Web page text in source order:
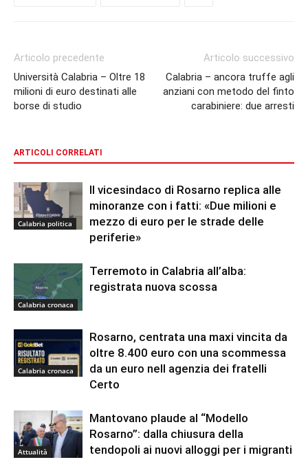
Articolo precedente
Università Calabria – Oltre 18
milioni di euro destinati alle
borse di studio
Articolo successivo
Calabria – ancora truffe agli
anziani con metodo del finto
carabiniere: due arresti
ARTICOLI CORRELATI
Calabria politica
Il vicesindaco di Rosarno replica alle
minoranze con i fatti: «Due milioni e
mezzo di euro per le strade delle
periferie»
Calabria cronaca
Terremoto in Calabria all’alba:
registrata nuova scossa
Calabria cronaca
Rosarno, centrata una maxi vincita da
oltre 8.400 euro con una scommessa
da un euro nell agenzia dei fratelli
Certo
Attualità
Mantovano plaude al “Modello
Rosarno”: dalla chiusura della
tendopoli ai nuovi alloggi per i migranti